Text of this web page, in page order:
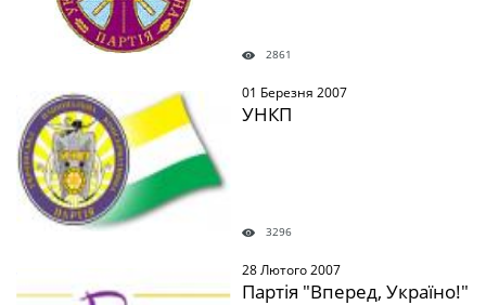
2861
01 Березня 2007
УНКП
3296
28 Лютого 2007
Партія "Вперед, Україно!"